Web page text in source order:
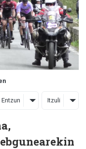
Entzun Itzuli